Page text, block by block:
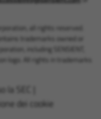
all rights reserved.
trademarks owned or
including SENSIENT,
logo. All rights in trademarks
la SEC
dei cookie